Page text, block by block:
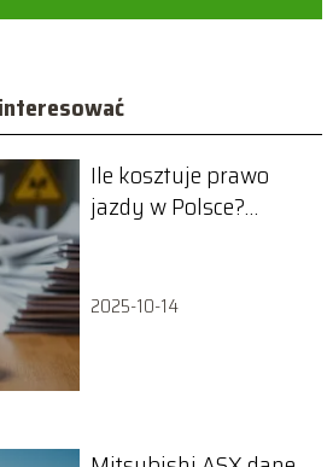
Ile kosztuje prawo
jazdy w Polsce?
2025-10-14